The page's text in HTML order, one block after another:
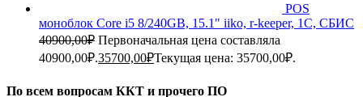
POS
моноблок Core i5 8/240GB, 15.1" iiko, r-keeper, 1C, СБИС
40900,00₽ Первоначальная цена составляла
40900,00₽.35700,00₽Текущая цена: 35700,00₽.
По всем вопросам ККТ и прочего ПО